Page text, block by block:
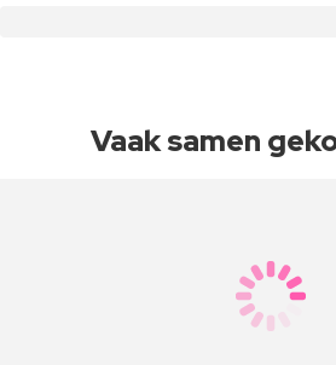
Vaak samen